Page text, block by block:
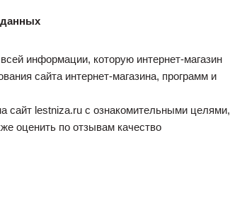
информации, которую интернет-магазин
сайта интернет-магазина, программ и
сайт lestniza.ru с ознакомительными целями,
оценить по отзывам качество